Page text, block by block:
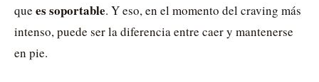
que es soportable. Y eso, en el momento del craving más
intenso, puede ser la diferencia entre caer y mantenerse
en pie.